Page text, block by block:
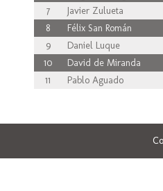
7
Javier Zulueta
8
Félix San Román
9
Daniel Luque
10
David de Miranda
11
Pablo Aguado